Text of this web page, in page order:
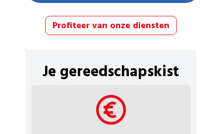
Profiteer van onze diensten
Je gereedschapskist